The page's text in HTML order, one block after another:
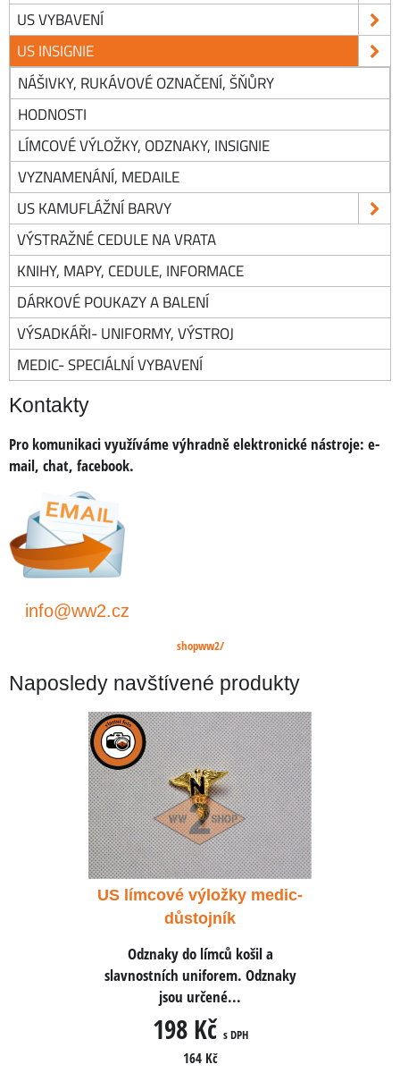
US VYBAVENÍ
US INSIGNIE
NÁŠIVKY, RUKÁVOVÉ OZNAČENÍ, ŠŇŮRY
HODNOSTI
LÍMCOVÉ VÝLOŽKY, ODZNAKY, INSIGNIE
VYZNAMENÁNÍ, MEDAILE
US KAMUFLÁŽNÍ BARVY
VÝSTRAŽNÉ CEDULE NA VRATA
KNIHY, MAPY, CEDULE, INFORMACE
DÁRKOVÉ POUKAZY A BALENÍ
VÝSADKÁŘI- UNIFORMY, VÝSTROJ
MEDIC- SPECIÁLNÍ VYBAVENÍ
Kontakty
Pro komunikaci využíváme výhradně elektronické nástroje: e-
mail, chat, facebook.
info@ww2.cz
shopww2/
Naposledy navštívené produkty
US límcové výložky medic-
důstojník
Odznaky do límců košil a
slavnostních uniforem. Odznaky
jsou určené...
198 Kč s DPH
164 Kč